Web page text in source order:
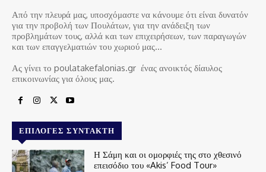
Από την πλευρά μας, υποσχόμαστε να κάνουμε ότι είναι δυνατόν
για την προβολή των Πουλάτων, για την ανάδειξη των
προβλημάτων τους, αλλά και των επιχειρήσεων, των παραγωγών
και των επαγγελματιών του χωριού μας…
Ας γίνει το poulatakefalonias.gr ένας ανοικτός δίαυλος
επικοινωνίας για όλους μας.
ΕΠΙΛΟΓΈΣ ΣΥΝΤΆΚΤΗ
Η Σάμη και οι ομορφιές της στο χθεσινό
επεισόδιο του «Akis’ Food Tour»